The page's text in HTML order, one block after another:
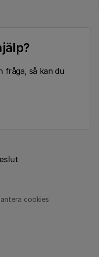
fråga, så kan du
cookies